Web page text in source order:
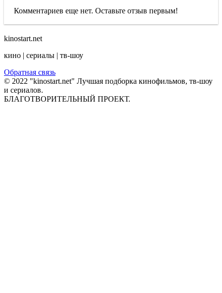
Комментариев еще нет. Оставьте отзыв первым!
kinostart.net
кино | сериалы | тв-шоу
Обратная связь
© 2022 "kinostart.net" Лучшая подборка кинофильмов, тв-шоу
и сериалов.
БЛАГОТВОРИТЕЛЬНЫЙ ПРОЕКТ.